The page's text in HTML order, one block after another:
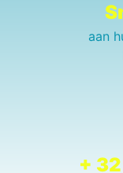
aan
+